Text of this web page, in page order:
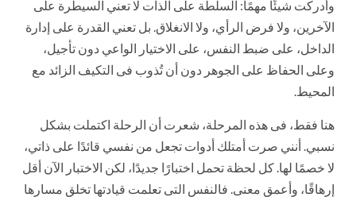
وأدركت شيئًا مهمًا: السلطة على الذات لا تعني السيطرة على
الآخرين، ولا فرض الرأي، ولا الانغلاق. بل تعني القدرة على إدارة
الداخل، على ضبط النفس، على الاختيار الواعي دون تأجيل،
وعلى الحفاظ على الجوهر دون أن تُذوب فى التكيف الزائد مع
المحيط.
هنا فقط، فى هذه المرحلة، شعرت أن الرحلة اكتملت بشكل
نسبي. أنني صرت أمتلك أدوات تجعل من نفسي قائدًا على ذاتي،
لا خصمًا لها. كل لحظة تحمل اختبارًا جديدًا، لكن الاختبار الآن أقل
إرهاقًا، وأعمق معنى. فالنفس التى تعلمت قيادتها تخلق مسارها